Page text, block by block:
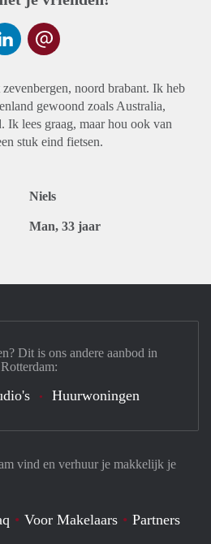
noord brabant. Ik heb
gewoond zoals Australia,
Ik lees graag, maar hou ook van
stuk eind fietsen.
Niels
Man, 33 jaar
vind en verhuur je makkelijk je
Voor Makelaars Partners
Dit is ons andere aanbod in
Rotterdam:
Huurwoningen